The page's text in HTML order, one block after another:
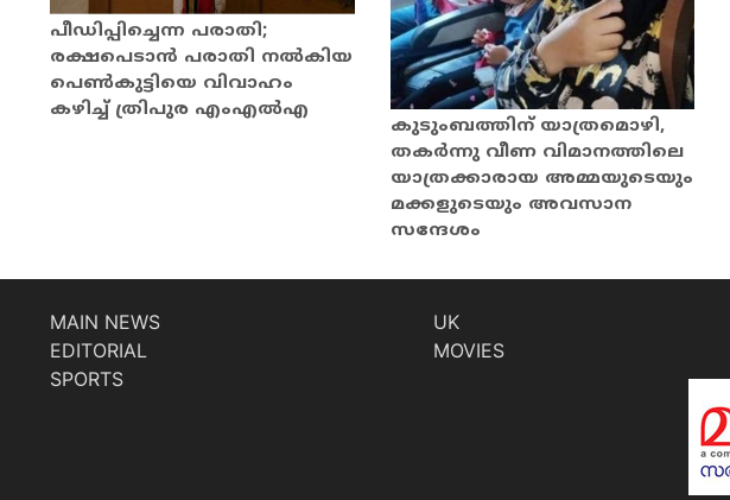
പീഡിപ്പിച്ചെന്ന പരാതി;
രക്ഷപെടാൻ പരാതി നൽകിയ
പെൺകുട്ടിയെ വിവാഹം
കഴിച്ച് ത്രിപുര എംഎൽഎ
കുടുംബത്തിന് യാത്രമൊഴി,
തകർന്നു വീണ വിമാനത്തിലെ
യാത്രക്കാരായ അമ്മയുടെയും
മക്കളുടെയും അവസാന
സന്ദേശം
MAIN NEWS
EDITORIAL
SPORTS
UK
MOVIES